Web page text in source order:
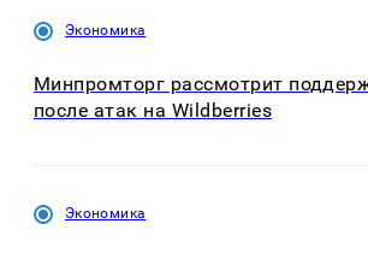
Экономика
Минпромторг рассмотрит
после атак на Wildberries
Экономика